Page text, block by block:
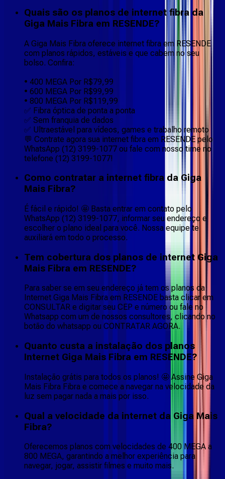
Quais são os planos de internet fibra da
Giga Mais Fibra em RESENDE?
A Giga Mais Fibra oferece internet fibra em RESENDE
com planos rápidos, estáveis e que cabem no seu
bolso. Confira:
• 400 MEGA Por R$79,99
• 600 MEGA Por R$99,99
• 800 MEGA Por R$119,99
✅ Fibra óptica de ponta a ponta
✅ Sem franquia de dados
✅ Ultraestável para vídeos, games e trabalho remoto
💬 Contrate agora sua internet fibra em RESENDE pelo
WhatsApp (12) 3199-1077 ou fale com nosso time no
telefone (12) 3199-1077!
Como contratar a internet fibra da Giga
Mais Fibra?
É fácil e rápido! 🤩 Basta entrar em contato pelo
WhatsApp (12) 3199-1077, informar seu endereço e
escolher o plano ideal para você. Nossa equipe te
auxiliará em todo o processo.
Tem cobertura dos planos de internet Giga
Mais Fibra em RESENDE?
Para saber se em seu endereço já tem os planos da
Internet Giga Mais Fibra em RESENDE basta clicar em
CONSULTAR e digitar seu CEP e número ou fale no
Whatsapp com um de nossos consultores, clicando no
botão do whatsapp ou CONTRATAR AGORA.
Quanto custa a instalação dos planos
Internet Giga Mais Fibra em RESENDE?
Instalação grátis para todos os planos! 🤩 Assine Giga
Mais Fibra Fibra e comece a navegar na velocidade da
luz sem pagar nada a mais por isso.
Qual a velocidade da internet da Giga Mais
Fibra?
Oferecemos planos com velocidades de 400 MEGA a
800 MEGA, garantindo a melhor experiência para
navegar, jogar, assistir filmes e muito mais.